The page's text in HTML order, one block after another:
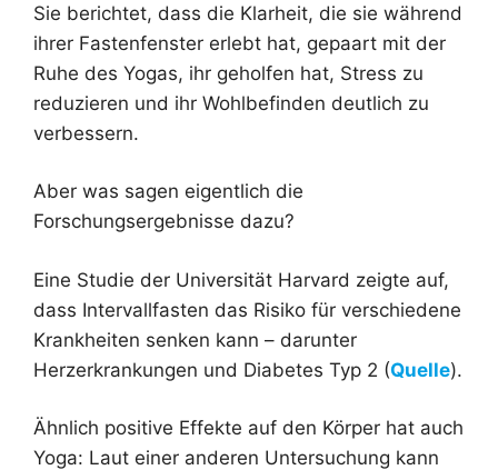
Sie berichtet, dass die Klarheit, die sie während
ihrer Fastenfenster erlebt hat, gepaart mit der
Ruhe des Yogas, ihr geholfen hat, Stress zu
reduzieren und ihr Wohlbefinden deutlich zu
verbessern.
Aber was sagen eigentlich die
Forschungsergebnisse dazu?
Eine Studie der Universität Harvard zeigte auf,
dass Intervallfasten das Risiko für verschiedene
Krankheiten senken kann – darunter
Herzerkrankungen und Diabetes Typ 2 (Quelle).
Ähnlich positive Effekte auf den Körper hat auch
Yoga: Laut einer anderen Untersuchung kann